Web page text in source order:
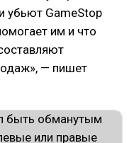
убьют GameStop
им и что
— пишет